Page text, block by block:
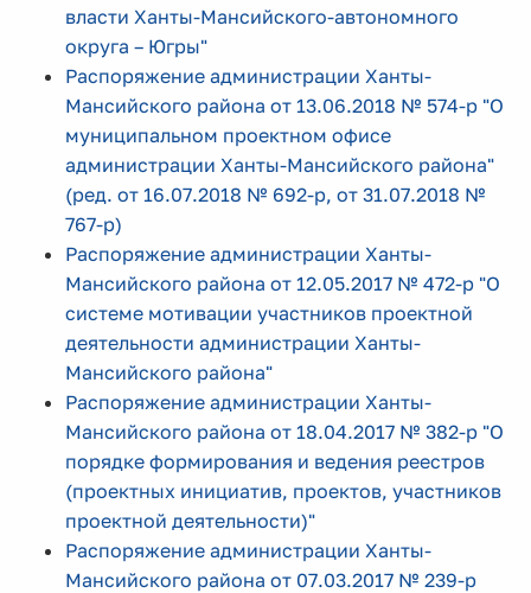
власти Ханты-Мансийского-автономного
округа – Югры"
Распоряжение администрации Ханты-
Мансийского района от 13.06.2018 № 574-р "О
муниципальном проектном офисе
администрации Ханты-Мансийского района"
(ред. от 16.07.2018 № 692-р, от 31.07.2018 №
767-р)
Распоряжение администрации Ханты-
Мансийского района от 12.05.2017 № 472-р "О
системе мотивации участников проектной
деятельности администрации Ханты-
Мансийского района"
Распоряжение администрации Ханты-
Мансийского района от 18.04.2017 № 382-р "О
порядке формирования и ведения реестров
(проектных инициатив, проектов, участников
проектной деятельности)"
Распоряжение администрации Ханты-
Мансийского района от 07.03.2017 № 239-р